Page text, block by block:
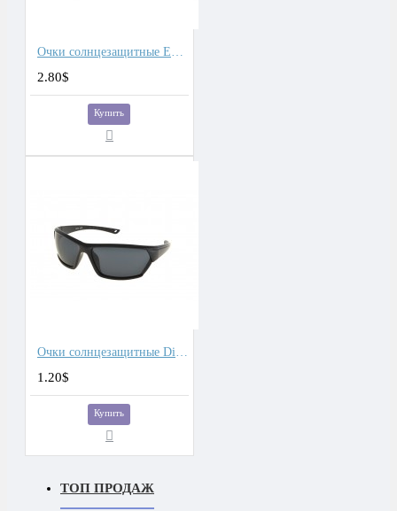
Очки солнцезащитные Eagle
2.80$
Купить
Очки солнцезащитные Difeile спортивные
1.20$
Купить
ТОП ПРОДАЖ